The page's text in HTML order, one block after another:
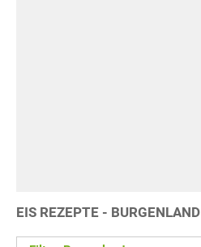
EIS REZEPTE - BURGENLAND